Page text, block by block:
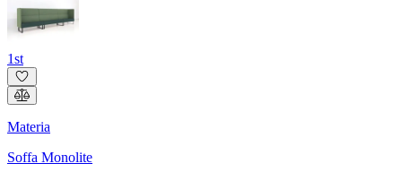
1st
Materia
Soffa Monolite